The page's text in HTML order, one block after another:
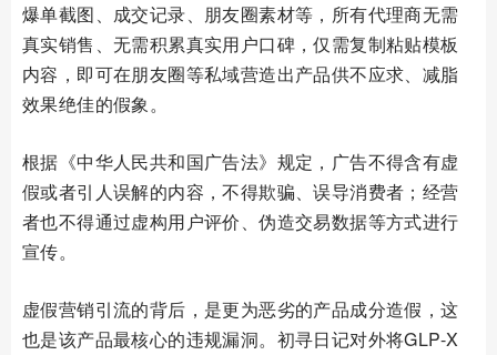
爆单截图、成交记录、朋友圈素材等，所有代理商无需
真实销售、无需积累真实用户口碑，仅需复制粘贴模板
内容，即可在朋友圈等私域营造出产品供不应求、减脂
效果绝佳的假象。
根据《中华人民共和国广告法》规定，广告不得含有虚
假或者引人误解的内容，不得欺骗、误导消费者；经营
者也不得通过虚构用户评价、伪造交易数据等方式进行
宣传。
虚假营销引流的背后，是更为恶劣的产品成分造假，这
也是该产品最核心的违规漏洞。初寻日记对外将GLP-X